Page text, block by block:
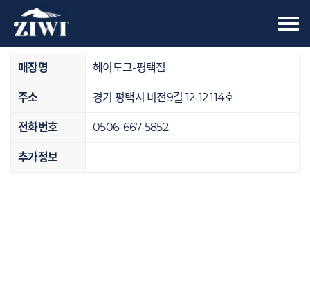
오프라인 매장
매장명 헤이도그-평택점
주소 경기 평택시 비전9길 12-12 114호
전화번호 0506-667-5852
추가정보